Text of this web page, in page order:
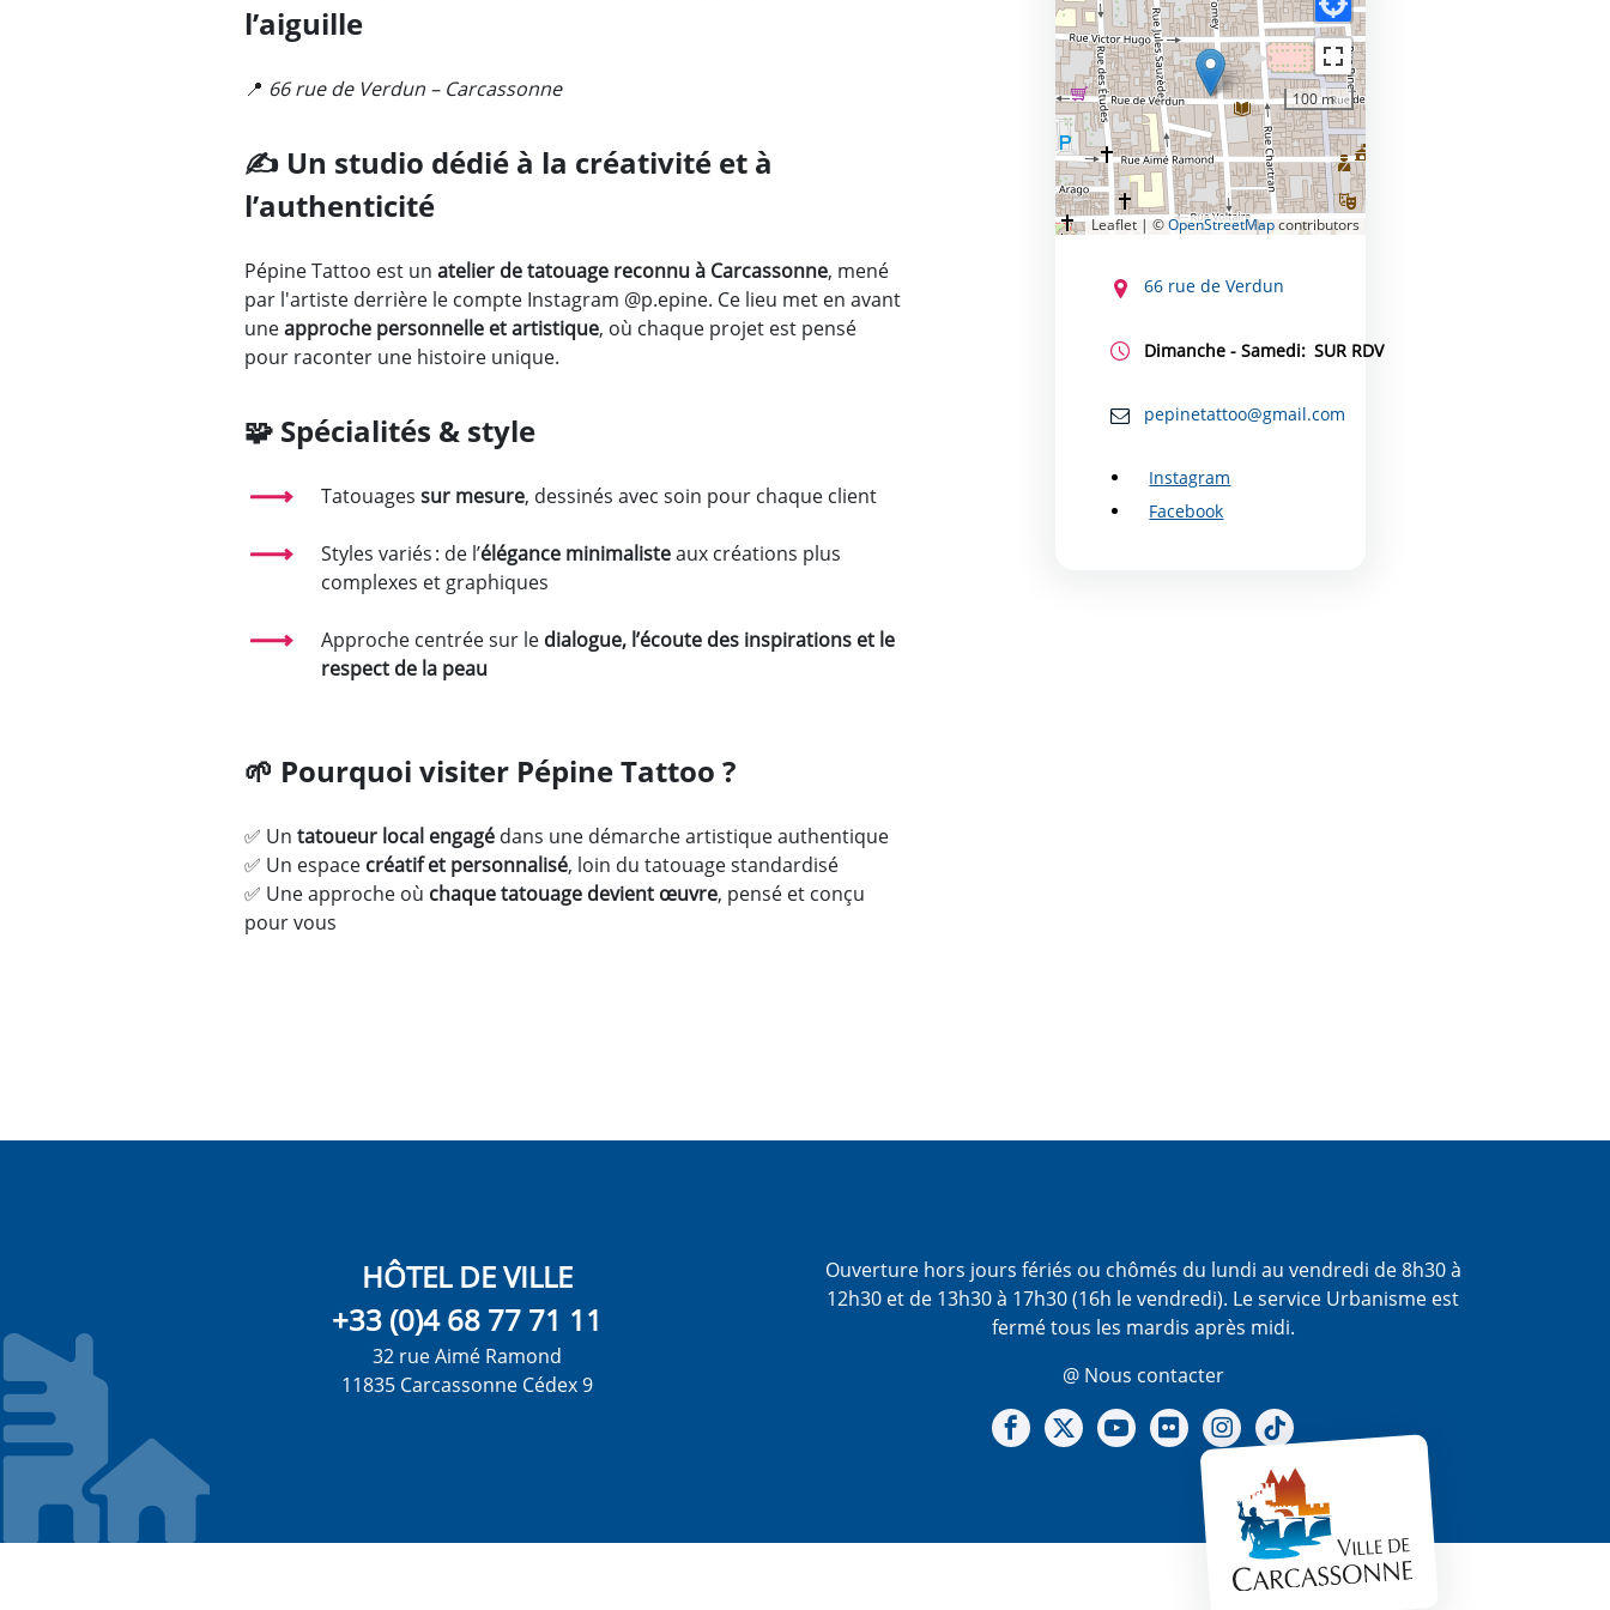
l’aiguille
📍 66 rue de Verdun – Carcassonne
✍️ Un studio dédié à la créativité et à
l’authenticité
Pépine Tattoo est unatelier de tatouage reconnu à Carcassonne, mené
par l'artiste derrière le compte Instagram @p.epine. Ce lieu met en avant
uneapproche personnelle et artistique, où chaque projet est pensé
pour raconter une histoire unique.
🧩 Spécialités & style
Tatouagessur mesure, dessinés avec soin pour chaque client
Styles variés : de l’élégance minimalisteaux créations plus
complexes et graphiques
Approche centrée sur le dialogue, l’écoute des inspirations et le
respect de la peau
🌱 Pourquoi visiter Pépine Tattoo ?
✅ Untatoueur local engagé dans une démarche artistique authentique
✅ Un espace créatif et personnalisé, loin du tatouage standardisé
✅ Une approche où chaque tatouage devient œuvre, pensé et conçu
pour vous
100 m
Leaflet | ©OpenStreetMapcontributors
66 rue de Verdun
Dimanche - Samedi: SUR RDV
pepinetattoo@gmail.com
Instagram
Facebook
HÔTEL DE VILLE
+33 (0)4 68 77 71 11
32 rue Aimé Ramond
11835 Carcassonne Cédex 9
Ouverture hors jours fériés ou chômés du lundi au vendredi de 8h30 à
12h30 et de 13h30 à 17h30 (16h le vendredi). Le service Urbanisme est
fermé tous les mardis après midi.
@ Nous contacter
Notre Facebook
Notre X - (twitter)
Notre chaine Youtube
Notre Gallerie sur Flickr
Notre Instagram